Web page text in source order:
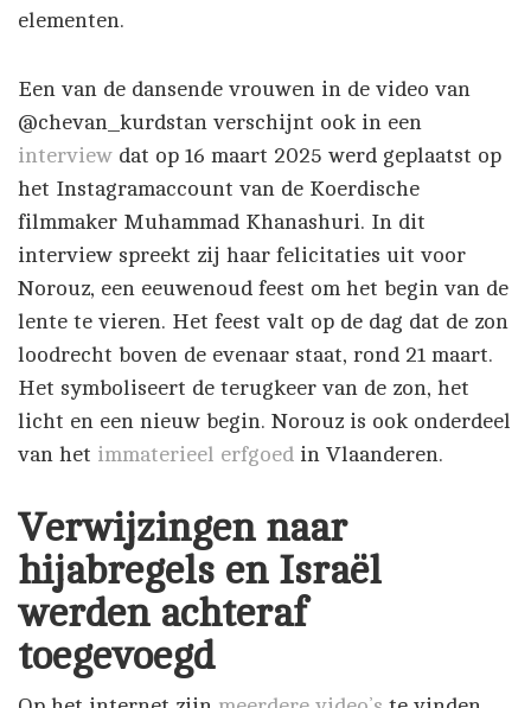
elementen.
Een van de dansende vrouwen in de video van
@chevan_kurdstan verschijnt ook in een
interview dat op 16 maart 2025 werd geplaatst op
het Instagramaccount van de Koerdische
filmmaker Muhammad Khanashuri. In dit
interview spreekt zij haar felicitaties uit voor
Norouz, een eeuwenoud feest om het begin van de
lente te vieren. Het feest valt op de dag dat de zon
loodrecht boven de evenaar staat, rond 21 maart.
Het symboliseert de terugkeer van de zon, het
licht en een nieuw begin. Norouz is ook onderdeel
van het immaterieel erfgoed in Vlaanderen.
Verwijzingen naar
hijabregels en Israël
werden achteraf
toegevoegd